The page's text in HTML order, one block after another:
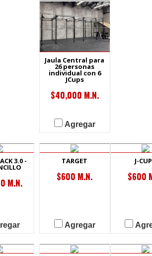
Jaula Central para
26 personas
individual con 6
JCups
$40,000 M.N.
Agregar
3.0 -
M.N.
TARGET
$600 M.N.
Agregar
J-
$600